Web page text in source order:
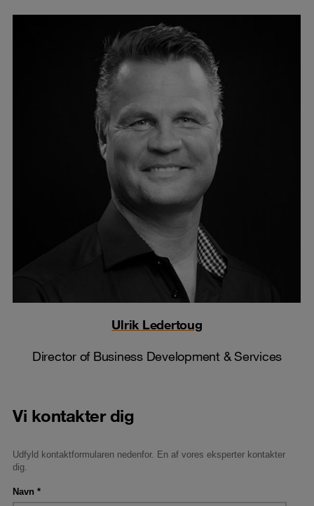
Ulrik Ledertoug
Director of Business Development & Services
Vi kontakter dig